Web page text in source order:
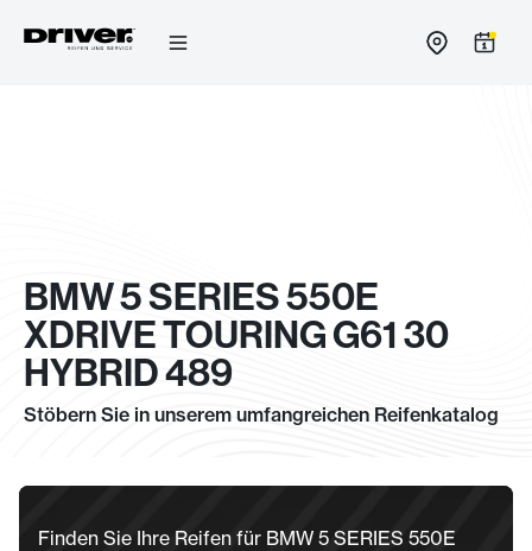
BMW 5 SERIES 550E
XDRIVE TOURING G61 30
HYBRID 489
Stöbern Sie in unserem umfangreichen Reifenkatalog
Finden Sie Ihre Reifen für BMW 5 SERIES 550E